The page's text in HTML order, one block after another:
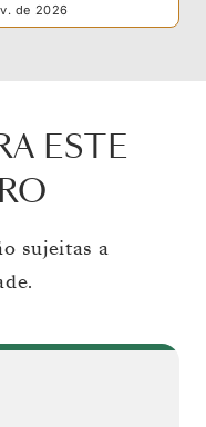
de 2026
ESTE
sujeitas a